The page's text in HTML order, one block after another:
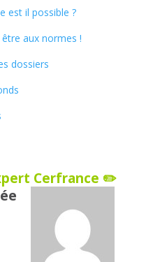
est il possible ?
être aux normes !
dossiers
Cerfrance ✏️